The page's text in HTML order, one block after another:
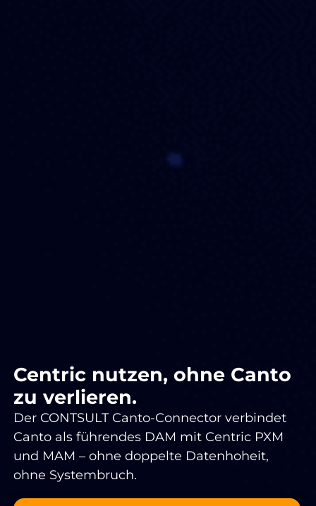
Centric nutzen, ohne Canto
zu verlieren.
Der CONTSULT Canto-Connector verbindet
Canto als führendes DAM mit Centric PXM
und MAM – ohne doppelte Datenhoheit,
ohne Systembruch.